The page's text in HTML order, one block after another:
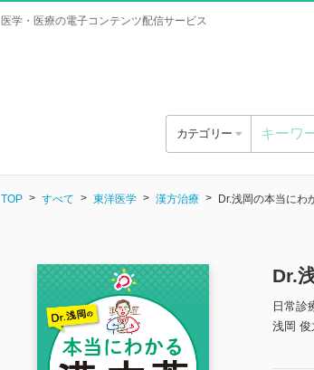
医学・医療の電子コンテンツ配信サービス
カテゴリー
TOP すべて 東洋医学 漢方治療 Dr.浅岡の本当に
Dr.
日常診
浅岡 俊